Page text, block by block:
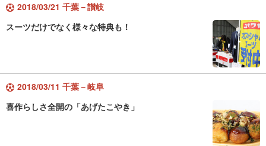
2018/03/21 千葉－讃岐
スーツだけでなく様々な特典も！
2018/03/11 千葉－岐阜
喜作らしさ全開の「あげたこやき」